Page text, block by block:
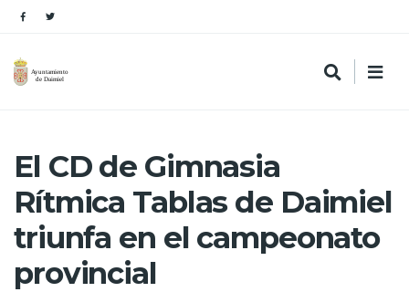
El CD de Gimnasia
Rítmica Tablas de Daimiel
triunfa en el campeonato
provincial